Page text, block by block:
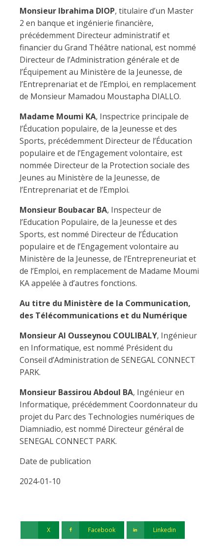
Monsieur Ibrahima DIOP, titulaire d’un Master
2 en banque et ingénierie financière,
précédemment Directeur administratif et
financier du Grand Théâtre national, est nommé
Directeur de l’Administration générale et de
l’Équipement au Ministère de la Jeunesse, de
l’Entreprenariat et de l’Emploi, en remplacement
de Monsieur Mamadou Moustapha DIALLO.
Madame Moumi KA, Inspectrice principale de
l’Éducation populaire, de la Jeunesse et des
Sports, précédemment Directeur de l’Éducation
populaire et de l’Engagement volontaire, est
nommée Directeur de la Protection sociale des
Jeunes au Ministère de la Jeunesse, de
l’Entreprenariat et de l’Emploi.
Monsieur Boubacar BA, Inspecteur de
l’Education Populaire, de la Jeunesse et des
Sports, est nommé Directeur de l’Éducation
populaire et de l’Engagement volontaire au
Ministère de la Jeunesse, de l’Entrepreneuriat et
de l’Emploi, en remplacement de Madame Moumi
KA appelée à d’autres fonctions.
Au titre du Ministère de la Communication,
des Télécommunications et du Numérique
Monsieur Al Ousseynou COULIBALY, Ingénieur
en Informatique, est nommé Président du
Conseil d’Administration de SENEGAL CONNECT
PARK.
Monsieur Bassirou Abdoul BA, Ingénieur en
Informatique, précédemment Coordonnateur du
projet du Parc des Technologies numériques de
Diamniadio, est nommé Directeur général de
SENEGAL CONNECT PARK.
Date de publication
2024-01-10
X Facebook Linkedin